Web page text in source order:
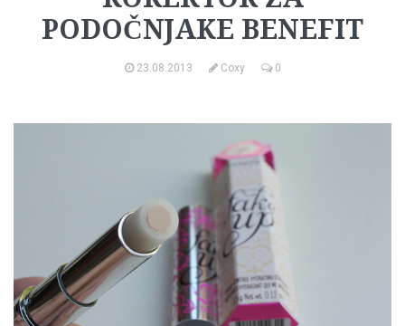
PODOČNJAKE BENEFIT
23.08.2013 Coxy 0